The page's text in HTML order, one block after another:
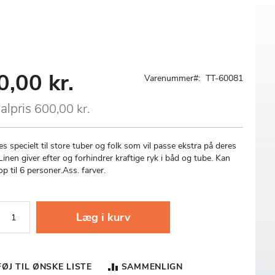
kr.
600,00 kr.
Varenummer TT-60081
specielt til store tuber og folk som vil passe ekstra på deres
giver efter og forhindrer kraftige ryk i båd og tube. Kan
til 6 personer.Ass. farver.
Læg i kurv
TIL ØNSKE LISTE SAMMENLIGN